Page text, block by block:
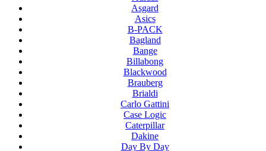
Asgard
Asics
B-PACK
Bagland
Bange
Billabong
Blackwood
Brauberg
Brialdi
Carlo Gattini
Case Logic
Caterpillar
Dakine
Day By Day